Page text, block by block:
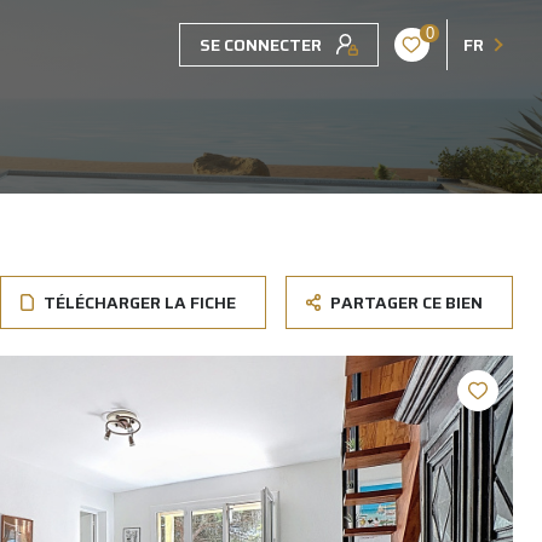
SE CONNECTER 0 FR
TÉLÉCHARGER LA FICHE PARTAGER CE BIEN